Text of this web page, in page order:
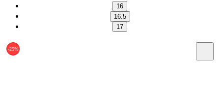
16
16.5
17
-25%